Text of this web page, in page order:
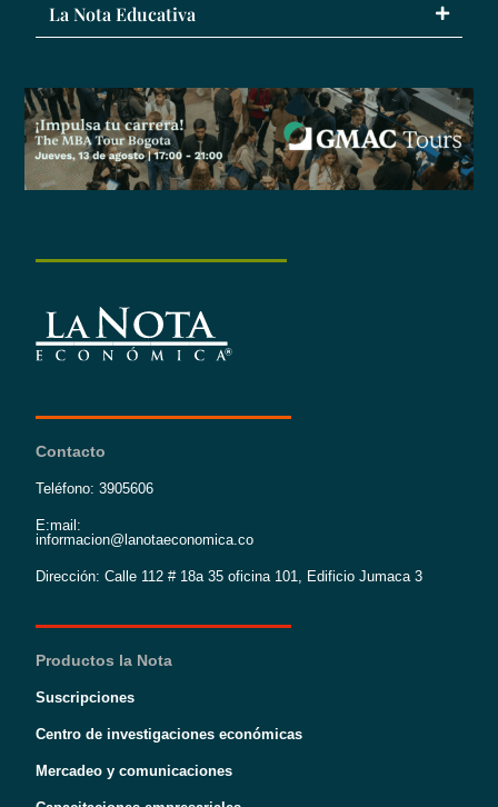
La Nota Educativa
Contacto
Teléfono: 3905606
E:mail:
informacion@lanotaeconomica.co
Dirección: Calle 112 # 18a 35 oficina 101, Edificio Jumaca 3
Productos la Nota
Suscripciones
Centro de investigaciones económicas
Mercadeo y comunicaciones